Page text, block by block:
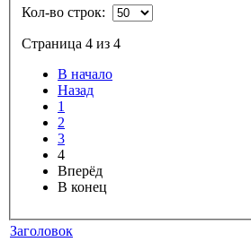
Кол-во строк:
Страница 4 из 4
В начало
Назад
1
2
3
4
Вперёд
В конец
Заголовок